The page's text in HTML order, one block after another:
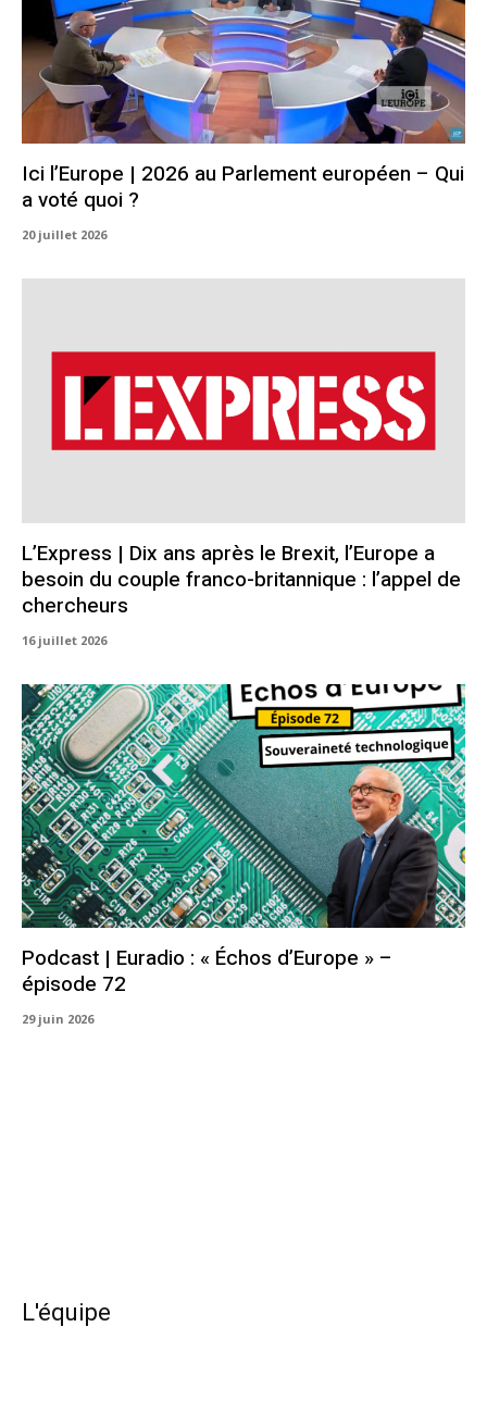
Ici l’Europe | 2026 au Parlement européen – Qui
a voté quoi ?
20 juillet 2026
L’Express | Dix ans après le Brexit, l’Europe a
besoin du couple franco-britannique : l’appel de
chercheurs
16 juillet 2026
Podcast | Euradio : « Échos d’Europe » –
épisode 72
29 juin 2026
L'équipe